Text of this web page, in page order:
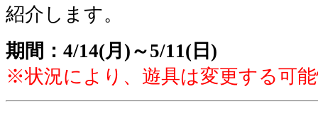
紹介します。
期間：4/14(月)～5/11(日)
※状況により、遊具は変更する可